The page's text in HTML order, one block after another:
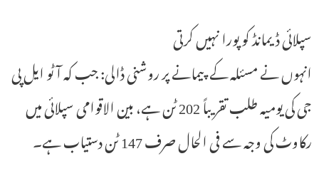
سپلائی ڈیمانڈ کو پورا نہیں کرتی
انہوں نے مسئلہ کے پیمانے پر روشنی ڈالی: جب کہ آٹو ایل پی
جی کی یومیہ طلب تقریباً 202 ٹن ہے، بین الاقوامی سپلائی میں
رکاوٹ کی وجہ سے فی الحال صرف 147 ٹن دستیاب ہے۔